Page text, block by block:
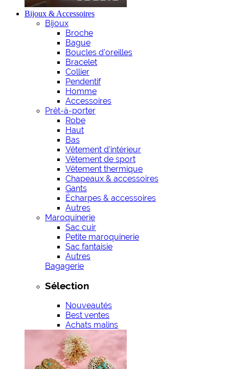
Bijoux & Accessoires
Bijoux
Broche
Bague
Boucles d'oreilles
Bracelet
Collier
Pendentif
Homme
Accessoires
Prêt-à-porter
Robe
Haut
Bas
Vêtement d'intérieur
Vêtement de sport
Vêtement thermique
Chapeaux & accessoires
Gants
Écharpes & accessoires
Autres
Maroquinerie
Sac cuir
Petite maroquinerie
Sac fantaisie
Autres
Bagagerie
Sélection
Nouveautés
Best ventes
Achats malins